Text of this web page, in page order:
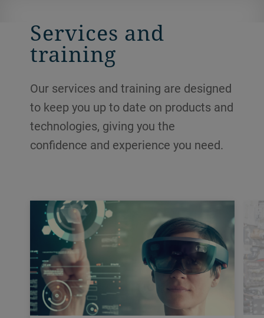
Services and
training
Our services and training are designed
to keep you up to date on products and
technologies, giving you the
confidence and experience you need.